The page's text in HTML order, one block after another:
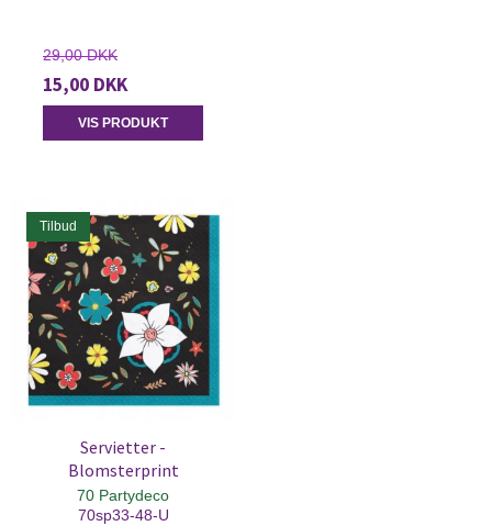
29,00 DKK
15,00 DKK
VIS PRODUKT
Tilbud
Servietter -
Blomsterprint
70 Partydeco
70sp33-48-U